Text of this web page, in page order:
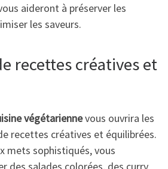
aideront à préserver les
les saveurs.
recettes créatives et
végétariennevous ouvrira les
recettes créatives et équilibrées.
mets sophistiqués, vous
des salades colorées, des curry